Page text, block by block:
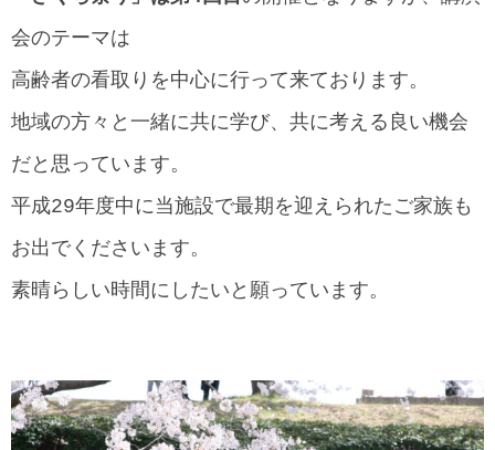
会のテーマは
高齢者の看取りを中心に行って来ております。
地域の方々と一緒に共に学び、共に考える良い機会
だと思っています。
平成29年度中に当施設で最期を迎えられたご家族も
お出でくださいます。
素晴らしい時間にしたいと願っています。